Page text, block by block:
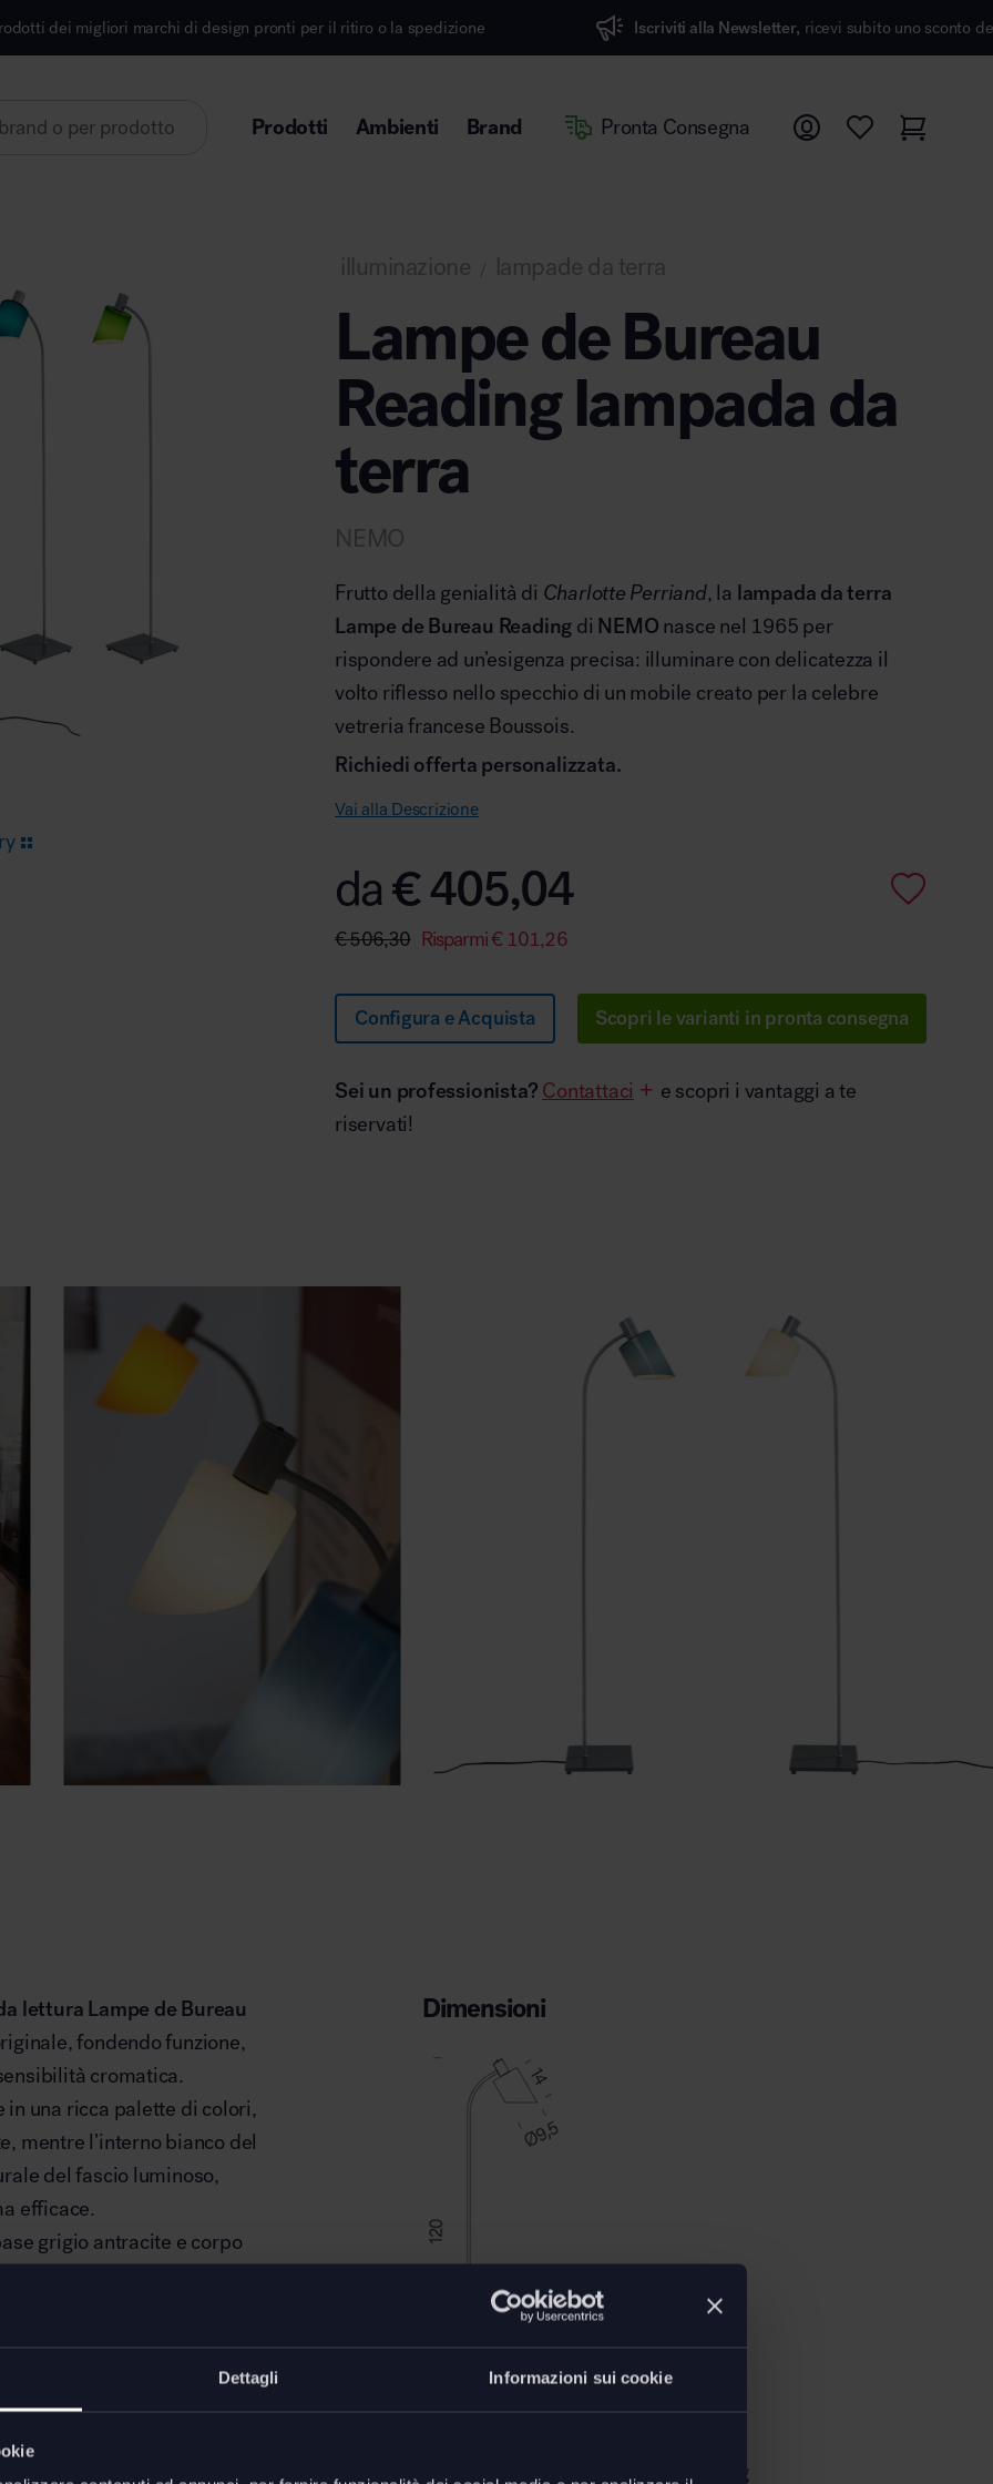
Dettagli Informazioni sui cookie
di design pronti per il ritiro o la spedizione Iscriviti alla Newsletter, ricevi subito uno sconto del 7%
Prodotti Ambienti Brand Pronta Consegna
illuminazione lampade da terra
Lampe de Bureau
Reading lampada da
terra
NEMO
Frutto della genialità di Charlotte Perriand, la lampada da terra
Lampe de Bureau Reading di NEMO nasce nel 1965 per
rispondere ad un’esigenza precisa: illuminare con delicatezza il
volto riflesso nello specchio di un mobile creato per la celebre
vetreria francese Boussois.
Richiedi offerta personalizzata.
Vai alla Descrizione
da€405,04
€506,30 Risparmi€ 101,26
Scopri le varianti in pronta consegna
Configura e Acquista
Sei un professionista? Contattaci
e scopri i vantaggi a te
riservati!
lettura Lampe de Bureau
fondendo funzione,
cromatica.
una ricca palette di colori,
mentre l’interno bianco del
del fascio luminoso,
efficace.
grigio antracite e corpo
e luce, restituendo
E14fino a 20W, la lampada
da letto o abbinata ad
Bureau Reading è una
Dimensioni
Lampada Lampe de Bureau Reading